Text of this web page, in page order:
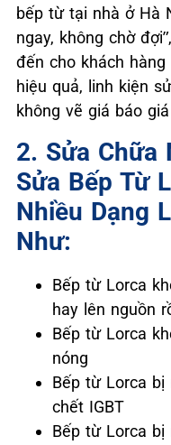
bếp từ tại nhà ở Hà
ngay, không chờ
đến cho khách
hiệu quả, linh kiện
không vẽ giá báo
2. Sửa Chữa
Sửa Bếp Từ
Nhiều Dạng
Như:
Bếp từ Lorca
hay lên nguồn
Bếp từ Lorca
nóng
Bếp từ Lorca bị
chết IGBT
Bếp từ Lorca bị